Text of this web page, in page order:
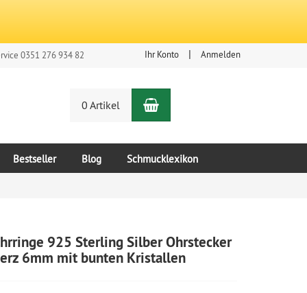
0351 276 934 82 Ihr Konto Anmelden
0 Artikel Warenkorb
Bestseller Blog Schmucklexikon
925 Sterling Silber Ohrstecker
6mm mit bunten Kristallen